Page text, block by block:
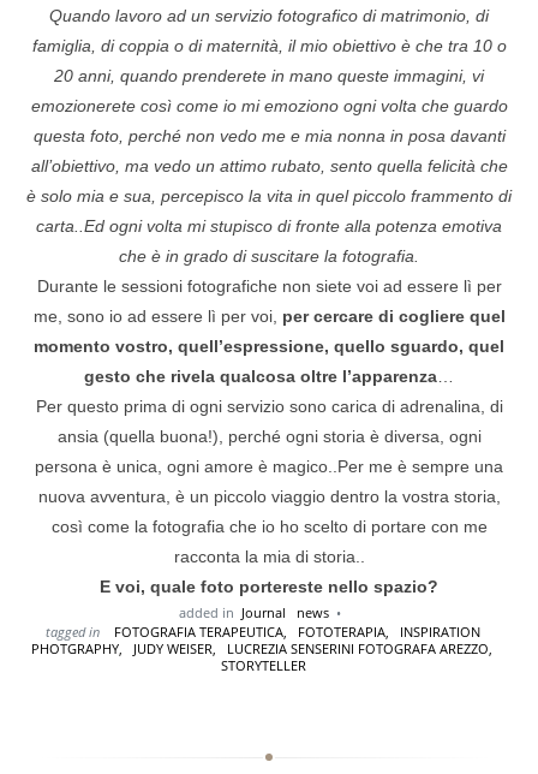
Quando lavoro ad un servizio fotografico di matrimonio, di
famiglia, di coppia o di maternità, il mio obiettivo è che tra 10 o
20 anni, quando prenderete in mano queste immagini, vi
emozionerete così come io mi emoziono ogni volta che guardo
questa foto, perché non vedo me e mia nonna in posa davanti
all’obiettivo, ma vedo un attimo rubato, sento quella felicità che
è solo mia e sua, percepisco la vita in quel piccolo frammento di
carta..Ed ogni volta mi stupisco di fronte alla potenza emotiva
che è in grado di suscitare la fotografia.
Durante le sessioni fotografiche non siete voi ad essere lì per
me, sono io ad essere lì per voi, per cercare di cogliere quel
momento vostro, quell’espressione, quello sguardo, quel
gesto che rivela qualcosa oltre l’apparenza
Per questo prima di ogni servizio sono carica di adrenalina, di
ansia (quella buona!), perché ogni storia è diversa, ogni
persona è unica, ogni amore è magico..Per me è sempre una
nuova avventura, è un piccolo viaggio dentro la vostra storia,
così come la fotografia che io ho scelto di portare con me
racconta la mia di storia..
E voi, quale foto portereste nello spazio?
added in Journal
news
tagged in
FOTOGRAFIA TERAPEUTICA, FOTOTERAPIA,
INSPIRATION
PHOTGRAPHY,
JUDY WEISER,
LUCREZIA SENSERINI FOTOGRAFA AREZZO,
STORYTELLER